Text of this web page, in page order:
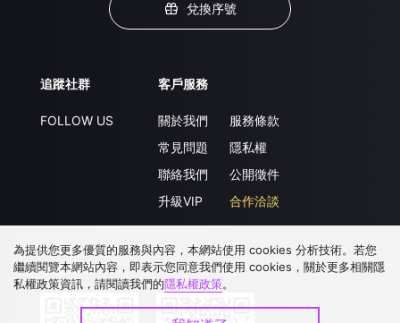
兌換序號
追蹤社群
FOLLOW US
客戶服務
關於我們
常見問題
聯絡我們
升級VIP
服務條款
隱私權
公開徵件
合作洽談
下載 APP
為提供您更多優質的服務與內容，本網站使用 cookies 分析技術。若您
繼續閱覽本網站內容，即表示您同意我們使用 cookies，關於更多相關隱
私權政策資訊，請閱讀我們的隱私權政策。